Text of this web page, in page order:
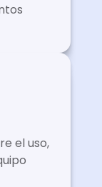
el uso,